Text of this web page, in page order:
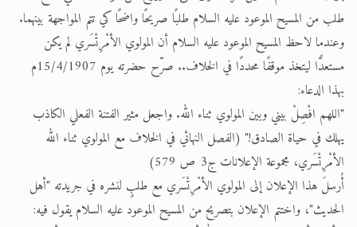
طلب من المسيح الموعود عليه السلام طلبًا صريحًا واضحًا كي تتم المواجهة بينهما.
وعندما لاحظ المسيح الموعود عليه السلام أن المولوي الأمْرِتْسَري لم يكن
مستعدًّا ليتخذ موقفًا محددًا في الخلاف.. صرّح حضرته يوم 15/4/1907م
بهذا الدعاء:
"اللهم افْصِلْ بيني وبين المولوي ثناء الله. واجعل مثير الفتنة الفعلي الكاذب
يهلك في حياة الصادق!" (الفصل النهائي في الخلاف مع المولوي ثناء الله
الأمْرِتْسَري، مجموعة الإعلانات ج3 ص 579)
أُرسلَ هذا الإعلان إلى المولوي الأمْرِتْسَري مع طلبٍ لنشره في جريدته "أهل
الحديث"، واختتم الإعلان بتصريح من المسيح الموعود عليه السلام يقول فيه: